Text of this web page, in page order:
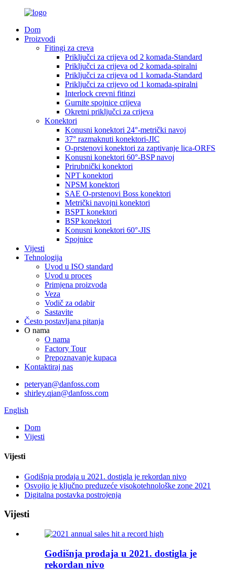
Dom
Proizvodi
Fitingi za creva
Priključci za crijeva od 2 komada-Standard
Priključci za crijeva od 2 komada-spiralni
Priključci za crijeva od 1 komada-Standard
Priključci za crijevo od 1 komada-spiralni
Interlock crevni fitinzi
Gurnite spojnice crijeva
Okretni priključci za crijeva
Konektori
Konusni konektori 24°-metrički navoj
37° razmaknuti konektori-JIC
O-prstenovi konektori za zaptivanje lica-ORFS
Konusni konektori 60°-BSP navoj
Prirubnički konektori
NPT konektori
NPSM konektori
SAE O-prstenovi Boss konektori
Metrički navojni konektori
BSPT konektori
BSP konektori
Konusni konektori 60°-JIS
Spojnice
Vijesti
Tehnologija
Uvod u ISO standard
Uvod u proces
Primjena proizvoda
Veza
Vodič za odabir
Sastavite
Često postavljana pitanja
O nama
O nama
Factory Tour
Prepoznavanje kupaca
Kontaktiraj nas
peteryan@danfoss.com
shirley.qian@danfoss.com
English
Dom
Vijesti
Vijesti
Godišnja prodaja u 2021. dostigla je rekordan nivo
Osvojio je ključno preduzeće visokotehnološke zone 2021
Digitalna postavka postrojenja
Vijesti
Godišnja prodaja u 2021. dostigla je
rekordan nivo